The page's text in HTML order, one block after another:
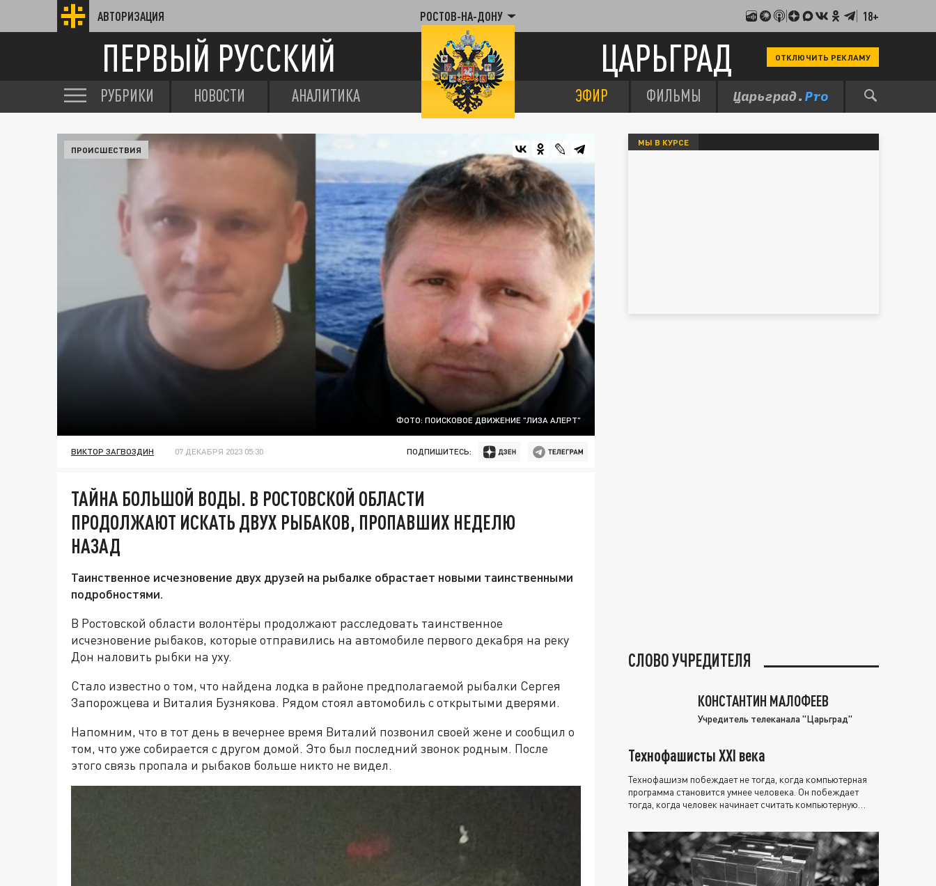
АВТОРИЗАЦИЯ РОСТОВ-НА-ДОНУ 18+
ПЕРВЫЙ РУССКИЙ ЦАРЬГРАД ОТКЛЮЧИТЬ РЕКЛАМУ
РУБРИКИ НОВОСТИ АНАЛИТИКА ЭФИР ФИЛЬМЫ
ФОТО: ПОИСКОВОЕ ДВИЖЕНИЕ "ЛИЗА АЛЕРТ"
ПРОИСШЕСТВИЯ
ВИКТОР ЗАГВОЗДИН 07 ДЕКАБРЯ 2023 05:30 ПОДПИШИТЕСЬ:
ТАЙНА БОЛЬШОЙ ВОДЫ. В РОСТОВСКОЙ ОБЛАСТИ
ПРОДОЛЖАЮТ ИСКАТЬ ДВУХ РЫБАКОВ, ПРОПАВШИХ НЕДЕЛЮ
НАЗАД
Таинственное исчезновение двух друзей на рыбалке обрастает новыми таинственными
подробностями.
В Ростовской области волонтёры продолжают расследовать таинственное
исчезновение рыбаков, которые отправились на автомобиле первого декабря на реку
Дон наловить рыбки на уху.
Стало известно о том, что найдена лодка в районе предполагаемой рыбалки Сергея
Запорожцева и Виталия Бузнякова. Рядом стоял автомобиль с открытыми дверями.
Напомним, что в тот день в вечернее время Виталий позвонил своей жене и сообщил о
том, что уже собирается с другом домой. Это был последний звонок родным. После
этого связь пропала и рыбаков больше никто не видел.
МЫ В КУРСЕ
СЛОВО УЧРЕДИТЕЛЯ
КОНСТАНТИН МАЛОФЕЕВ
Учредитель телеканала "Царьград"
Технофашисты XXI века
Технофашизм побеждает не тогда, когда компьютерная
программа становится умнее человека. Он побеждает
тогда, когда человек начинает считать компьютерную